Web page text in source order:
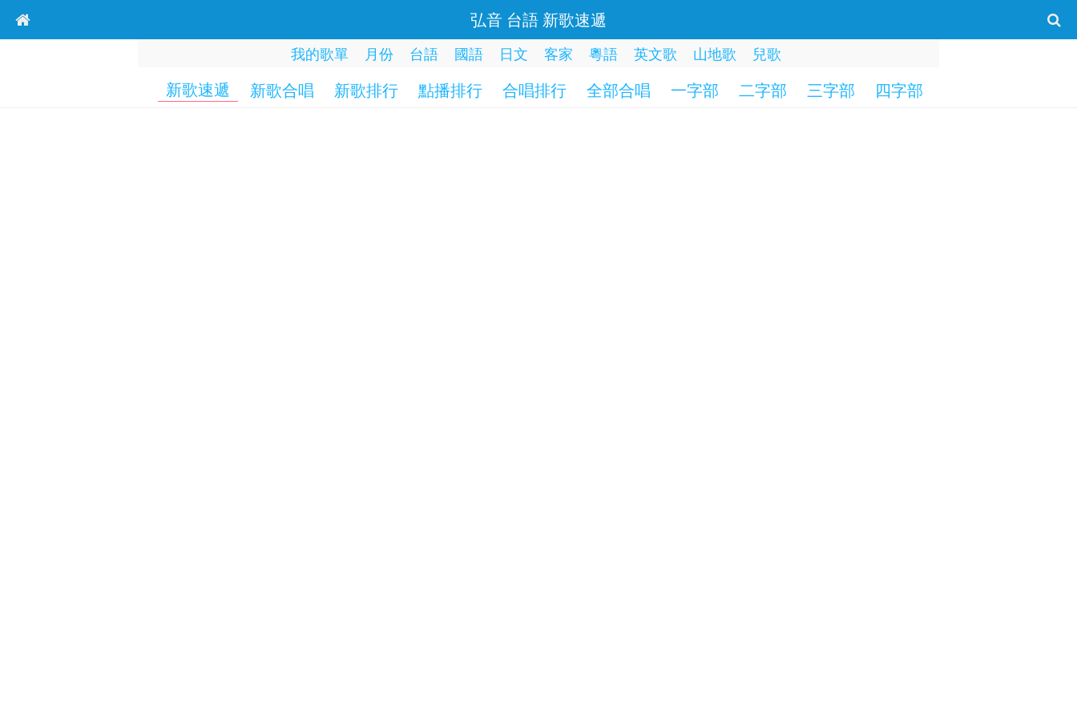
弘音 台語 新歌速遞
我的歌單 月份 台語 國語 日文 客家 粵語 英文歌 山地歌 兒歌
新歌速遞 新歌合唱 新歌排行 點播排行 合唱排行 全部合唱 一字部 二字部 三字部 四字部